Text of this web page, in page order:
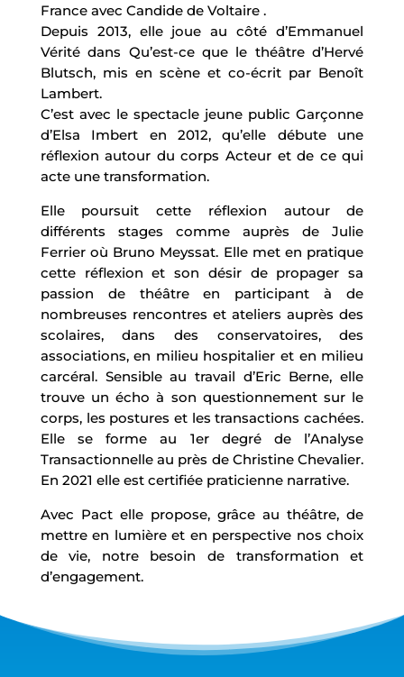
France avec Candide de Voltaire .
Depuis 2013, elle joue au côté d’Emmanuel
Vérité dans Qu’est-ce que le théâtre d’Hervé
Blutsch, mis en scène et co-écrit par Benoît
Lambert.
C’est avec le spectacle jeune public Garçonne
d’Elsa Imbert en 2012, qu’elle débute une
réflexion autour du corps Acteur et de ce qui
acte une transformation.
Elle poursuit cette réflexion autour de
différents stages comme auprès de Julie
Ferrier où Bruno Meyssat. Elle met en pratique
cette réflexion et son désir de propager sa
passion de théâtre en participant à de
nombreuses rencontres et ateliers auprès des
scolaires, dans des conservatoires, des
associations, en milieu hospitalier et en milieu
carcéral. Sensible au travail d’Eric Berne, elle
trouve un écho à son questionnement sur le
corps, les postures et les transactions cachées.
Elle se forme au 1er degré de l’Analyse
Transactionnelle au près de Christine Chevalier.
En 2021 elle est certifiée praticienne narrative.
Avec Pact elle propose, grâce au théâtre, de
mettre en lumière et en perspective nos choix
de vie, notre besoin de transformation et
d’engagement.